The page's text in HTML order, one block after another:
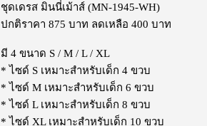
ชุดเดรส มินนี่เม้าส์ (MN-1945-WH)
ปกติราคา 875 บาท ลดเหลือ 400 บาท
มี 4 ขนาด S / M / L / XL
* ไซด์ S เหมาะสำหรับเด็ก 4 ขวบ
* ไซด์ M เหมาะสำหรับเด็ก 6 ขวบ
* ไซด์ L เหมาะสำหรับเด็ก 8 ขวบ
* ไซด์ XL เหมาะสำหรับเด็ก 10 ขวบ